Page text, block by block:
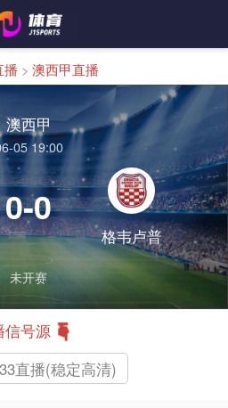
播 > 澳西甲直播
澳西甲
05 19:00
0-0
格韦卢普
未开赛
信号源
直播(稳定高清)